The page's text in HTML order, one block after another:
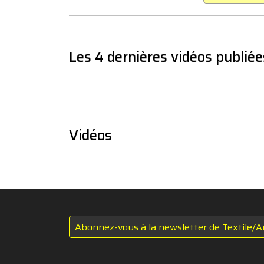
Les 4 dernières vidéos
Vidéos
Abonnez-vous à la newsletter de Textile/